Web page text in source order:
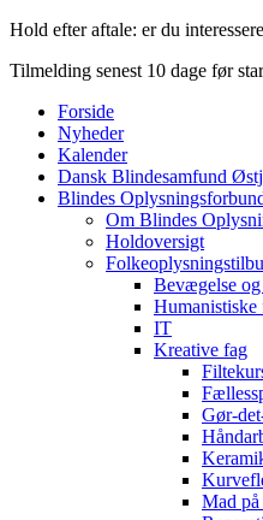
Hold efter aftale: er du
Tilmelding senest 10 dage før
Forside
Nyheder
Kalender
Dansk Blindesamfund
Blindes
Om Blindes
Holdoversigt
Bevægelse og
Humanistiske
IT
Kreative fag
Gør-
Mad på